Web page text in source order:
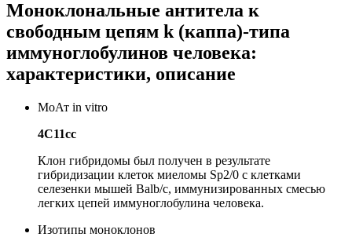
Моноклональные антитела к
свободным цепям k (каппа)-типа
иммуноглобулинов человека:
характеристики, описание
МоАт in vitro
4C11cc
Клон гибридомы был получен в результате
гибридизации клеток миеломы Sp2/0 с клетками
селезенки мышей Balb/c, иммунизированных смесью
легких цепей иммуноглобулина человека.
Изотипы моноклонов